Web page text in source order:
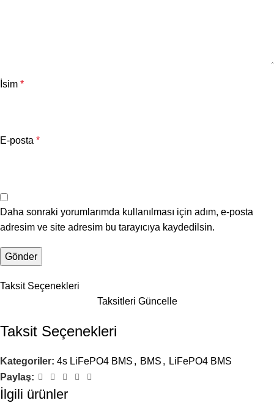
İsim *
E-posta *
Daha sonraki yorumlarımda kullanılması için adım, e-posta
adresim ve site adresim bu tarayıcıya kaydedilsin.
Taksit Seçenekleri
Taksitleri Güncelle
Taksit Seçenekleri
Kategoriler: 4s LiFePO4 BMS , BMS , LiFePO4 BMS
Paylaş:
İlgili ürünler